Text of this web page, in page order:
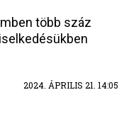
több száz
2024. ÁPRILIS 21. 14:05